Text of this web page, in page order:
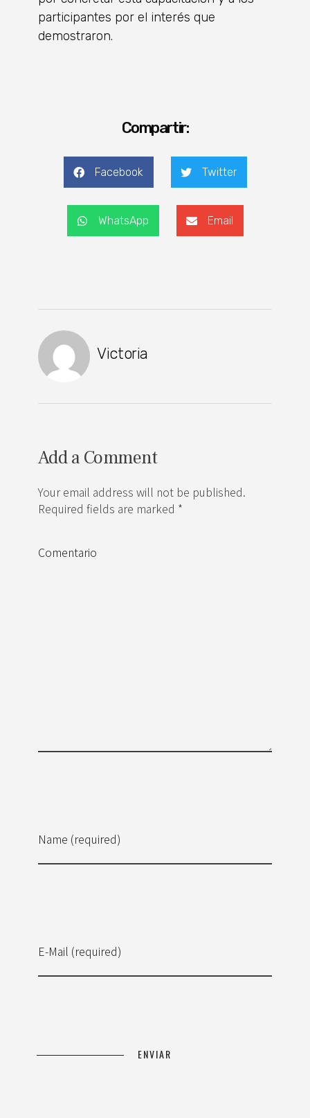
participantes por el interés que
demostraron.
Compartir:
Facebook Twitter
WhatsApp Email
Victoria
Add a Comment
Your email address will not be published.
Required fields are marked *
Name (required)
E-Mail (required)
Comentario